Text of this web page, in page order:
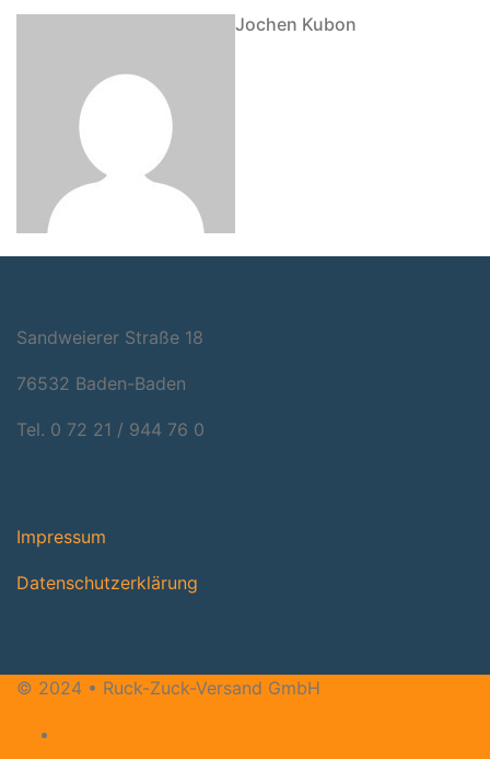
Jochen Kubon
Sandweie­rer Stra­ße 18
76532 Baden-Baden
Tel. 0 72 21 / 944 76 0
Impres­sum
Daten­schutz­er­klä­rung
© 2024 • Ruck-Zuck-Versand GmbH